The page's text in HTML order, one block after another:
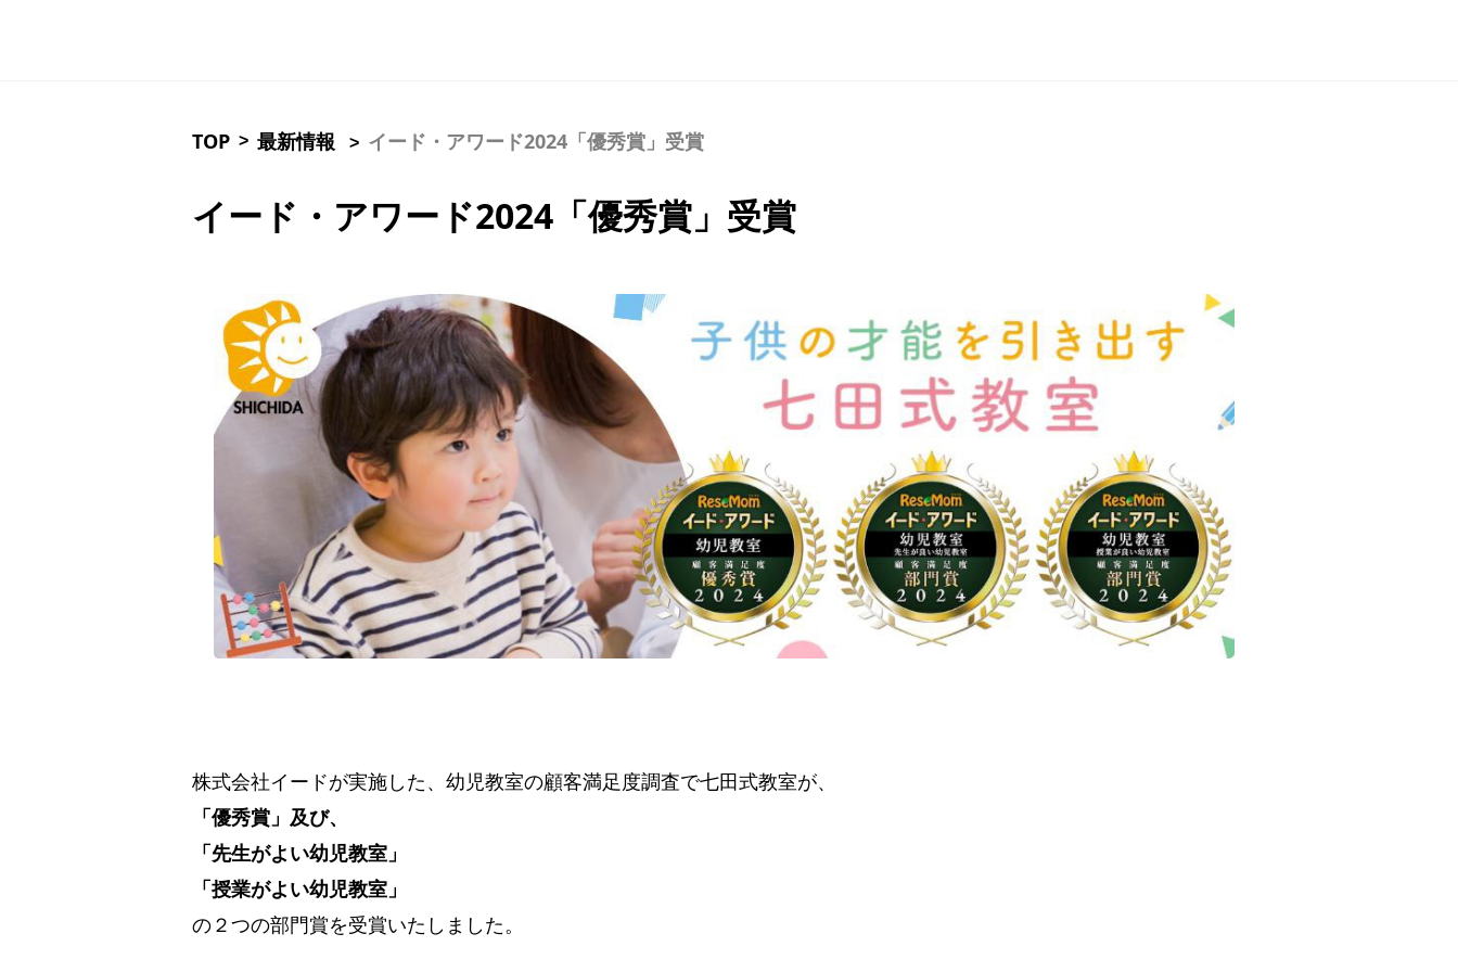
TOP > 最新情報 > イード・アワード2024「優秀賞」受賞
イード・アワード2024「優秀賞」受賞
株式会社イードが実施した、幼児教室の顧客満足度調査で七田式教室が、
「優秀賞」及び、
「先生がよい幼児教室」
「授業がよい幼児教室」
の２つの部門賞を受賞いたしました。